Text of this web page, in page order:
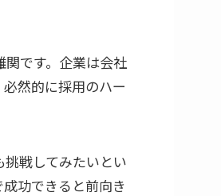
です。企業は会社
然的に採用のハー
戦してみたいとい
功できると前向き